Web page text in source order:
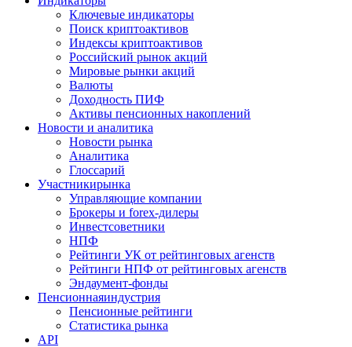
Ключевые индикаторы
Поиск криптоактивов
Индексы криптоактивов
Российский рынок акций
Мировые рынки акций
Валюты
Доходность ПИФ
Активы пенсионных накоплений
Новости и аналитика
Новости рынка
Аналитика
Глоссарий
Участникирынка
Управляющие компании
Брокеры и forex-дилеры
Инвестсоветники
НПФ
Рейтинги УК от рейтинговых агенств
Рейтинги НПФ от рейтинговых агенств
Эндаумент-фонды
Пенсионнаяиндустрия
Пенсионные рейтинги
Статистика рынка
API